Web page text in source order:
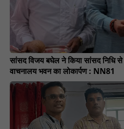
सांसद विजय बघेल ने किया सांसद निधि से
वाचनालय भवन का लोकार्पण : NN81